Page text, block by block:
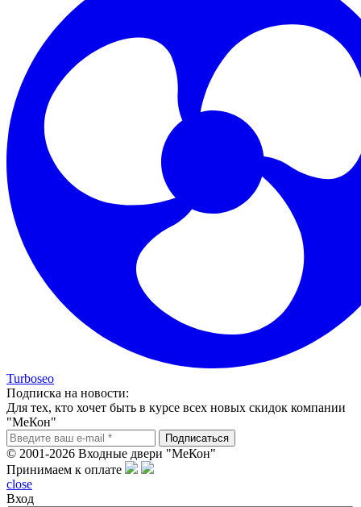
Turboseo
Подписка на новости:
Для тех, кто хочет быть в курсе всех новых скидок компании
"МеКон"
© 2001-2026 Входные двери "МеКон"
Принимаем к оплате
close
Вход